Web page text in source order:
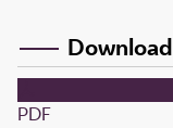
Download
PDF